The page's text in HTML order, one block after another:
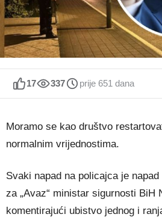
17 337 prije 651 dana
Moramo se kao društvo
normalnim vrijednostima.
Svaki napad na policajca je
za „Avaz“ ministar sigurnosti BiH
komentirajući ubistvo jednog i